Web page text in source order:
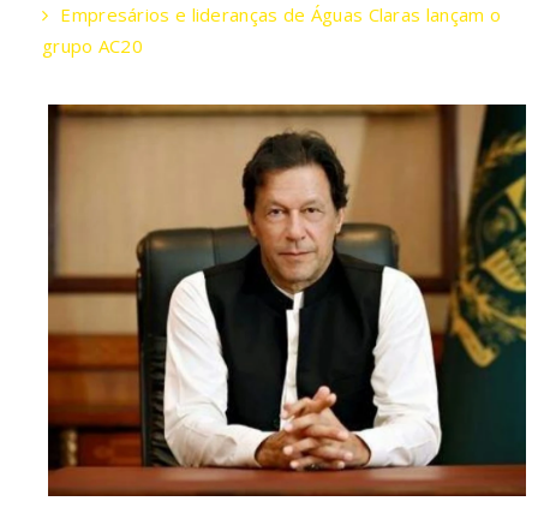
Empresários e lideranças de Águas Claras lançam o
grupo AC20